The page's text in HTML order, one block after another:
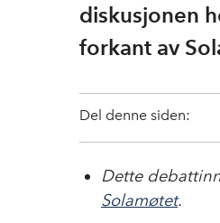
diskusjonen
forkant av
Del denne siden:
Dette
Solamøtet.